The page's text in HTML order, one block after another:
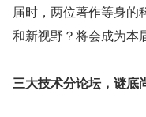
届时，两位著作等身的
和新视野？将会成为本
三大技术分论坛，谜底